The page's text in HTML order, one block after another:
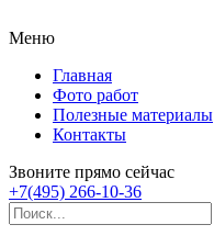
Меню
Главная
Фото работ
Полезные материалы
Контакты
Звоните прямо сейчас
+7(495) 266-10-36